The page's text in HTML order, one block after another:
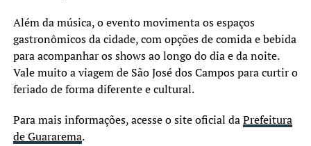
Além da música, o evento movimenta os espaços
gastronômicos da cidade, com opções de comida e bebida
para acompanhar os shows ao longo do dia e da noite.
Vale muito a viagem de São José dos Campos para curtir o
feriado de forma diferente e cultural.
Para mais informações, acesse o site oficial daPrefeitura
de Guararema.